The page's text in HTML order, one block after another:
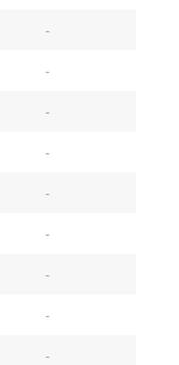
-
-
-
-
-
-
-
-
-